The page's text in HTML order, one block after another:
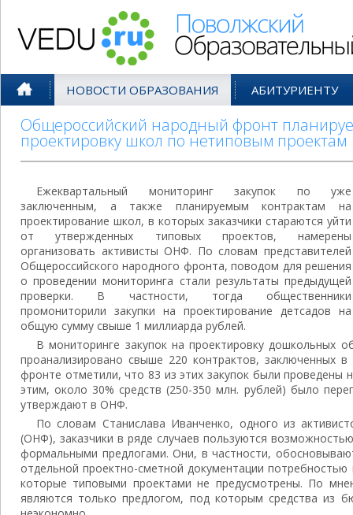
НОВОСТИ ОБРАЗОВАНИЯ АБИТУРИЕНТУ
Общероссийский народный фронт
проектировку школ по нетиповым проектам
Ежеквартальный мониторинг закупок по уже
заключенным, а также планируемым контрактам на
проектирование школ, в которых заказчики стараются уйти
от утвержденных типовых проектов, намерены
организовать активисты ОНФ. По словам представителей
Общероссийского народного фронта, поводом для решения
о проведении мониторинга стали результаты предыдущей
проверки. В частности, тогда общественники
промониторили закупки на проектирование детсадов на
общую сумму свыше 1 миллиарда рублей.
В мониторинге закупок на проектировку дошкольных
проанализировано свыше 220 контрактов, заключенных
фронте отметили, что 83 из этих закупок были проведены
этим, около 30% средств (250-350 млн. рублей) было
утверждают в ОНФ.
По словам Станислава Иванченко, одного из
(ОНФ), заказчики в ряде случаев пользуются
формальными предлогами. Они, в частности,
отдельной проектно-сметной документации
которые типовыми проектами не предусмотрены. По
являются только предлогом, под которым средства из